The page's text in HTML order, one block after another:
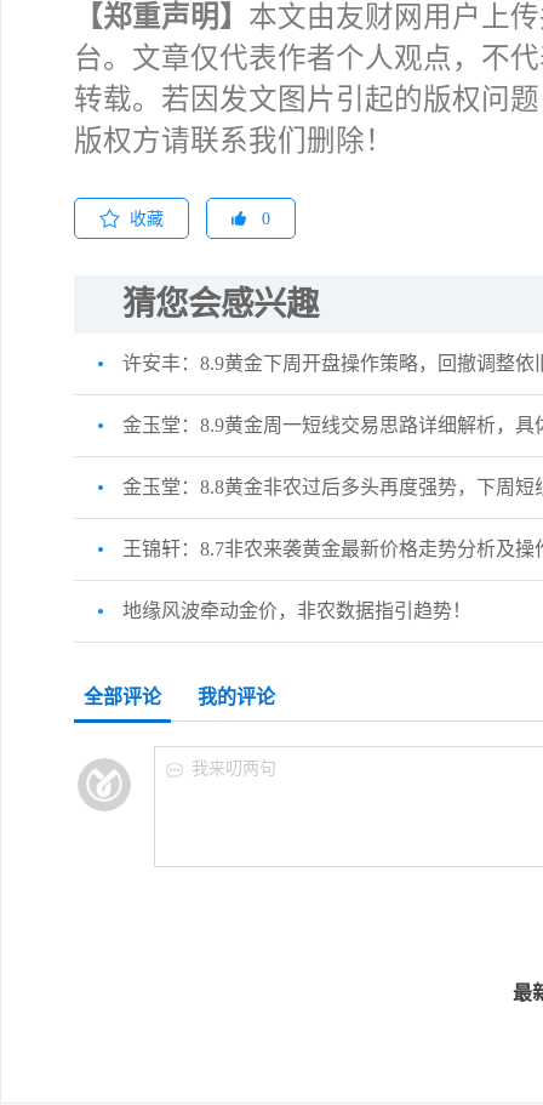
【郑重声明】 本文由友财网用户上
台。文章仅代表作者个人观点，不
转载。若因发文图片引起的版权问
版权方请联系我们删除！
收藏 0
猜您会感兴趣
许安丰：8.9黄金下周开盘操作策略，回撤调整依
金玉堂：8.9黄金周一短线交易思路详细解析，具
金玉堂：8.8黄金非农过后多头再度强势，下周短
王锦轩：8.7非农来袭黄金最新价格走势分析及操
地缘风波牵动金价，非农数据指引趋势！
全部评论 我的评论
我来叨两句
最